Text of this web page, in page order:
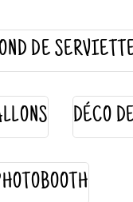
DE
DÉCO